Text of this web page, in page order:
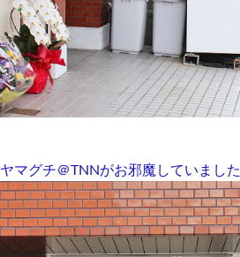
ヤマグチ＠TNNがお邪魔していました